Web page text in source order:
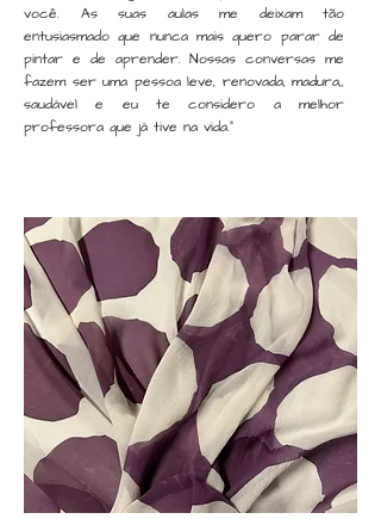
você. As suas aulas me deixam tão
entusiasmado que nunca mais quero parar de
pintar e de aprender. Nossas conversas me
fazem ser uma pessoa leve, renovada, madura,,
saudável e eu te considero a melhor
professora que já tive na vida."